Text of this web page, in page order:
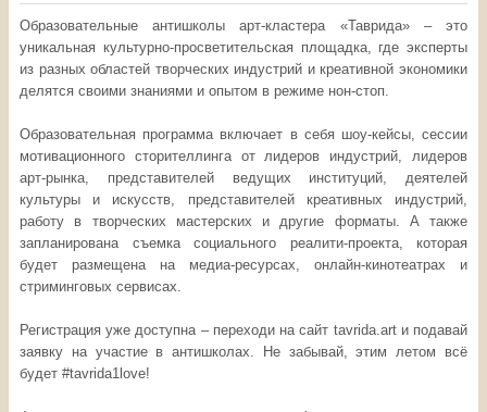
Образовательные антишколы арт-кластера «Таврида» ‒ это
уникальная культурно-просветительская площадка, где эксперты
из разных областей творческих индустрий и креативной экономики
делятся своими знаниями и опытом в режиме нон-стоп.
Образовательная программа включает в себя шоу-кейсы, сессии
мотивационного сторителлинга от лидеров индустрий, лидеров
арт-рынка, представителей ведущих институций, деятелей
культуры и искусств, представителей креативных индустрий,
работу в творческих мастерских и другие форматы. А также
запланирована съемка социального реалити-проекта, которая
будет размещена на медиа-ресурсах, онлайн-кинотеатрах и
стриминговых сервисах.
Регистрация уже доступна – переходи на сайт tavrida.art и подавай
заявку на участие в антишколах. Не забывай, этим летом всё
будет #tavrida1love!